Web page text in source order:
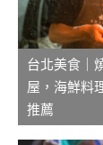
台北美食｜
屋，海鮮料
推薦